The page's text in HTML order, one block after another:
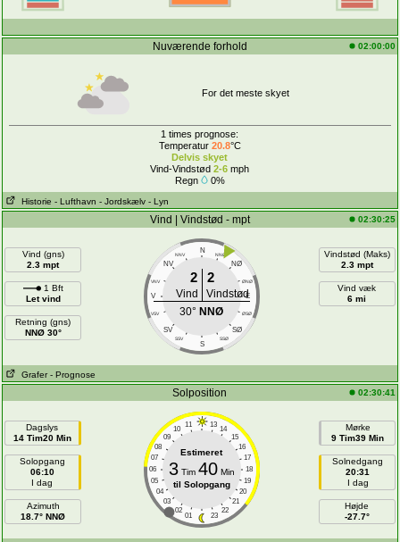
Nuværende forhold 02:00:00
For det meste skyet
1 times prognose:
Temperatur 20.8°C
Delvis skyet
Vind-Vindstød 2-6 mph
Regn
0%
Historie - Lufthavn - Jordskælv - Lyn
Vind | Vindstød - mpt 02:30:25
Vind (gns)
2.3 mpt
1 Bft
Let vind
Retning (gns)
NNØ 30°
N
NNV NNØ
NV NØ
VNV ØNØ
V E
VSV ØSØ
SV SØ
SSV SSØ
S
2 2
Vind
Vindstød
30° NNØ
Vindstød (Maks)
2.3 mpt
Vind væk
6 mi
Grafer - Prognose
Solposition 02:30:41
Dagslys
14 Tim20 Min
Solopgang
06:10
I dag
Azimuth
18.7° NNØ
11 13
10
14
09
15
08
16
07
17
06
18
05
19
04
20
03
21
02
22
01 23
Estimeret
3Tim 40Min
til Solopgang
Mørke
9 Tim39 Min
Solnedgang
20:31
I dag
Højde
-27.7°